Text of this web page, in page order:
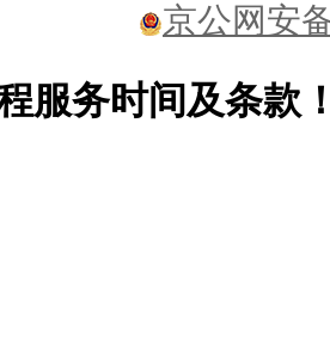
京公网安
服务时间及条款